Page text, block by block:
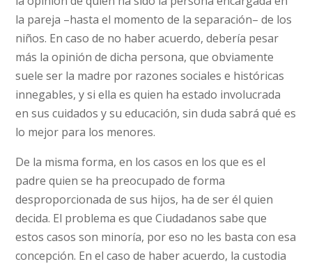
la pareja –hasta el momento de la separación– de los
niños. En caso de no haber acuerdo, debería pesar
más la opinión de dicha persona, que obviamente
suele ser la madre por razones sociales e históricas
innegables, y si ella es quien ha estado involucrada
en sus cuidados y su educación, sin duda sabrá qué es
lo mejor para los menores.
De la misma forma, en los casos en los que es el
padre quien se ha preocupado de forma
desproporcionada de sus hijos, ha de ser él quien
decida. El problema es que Ciudadanos sabe que
estos casos son minoría, por eso no les basta con esa
concepción. En el caso de haber acuerdo, la custodia